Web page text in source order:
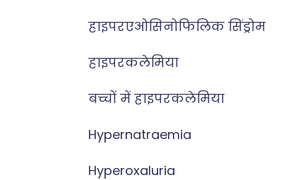
हाइपरएओसिनोफिलिक सिंड्रोम
हाइपरकलेमिया
बच्चों में हाइपरकलेमिया
Hypernatraemia
Hyperoxaluria